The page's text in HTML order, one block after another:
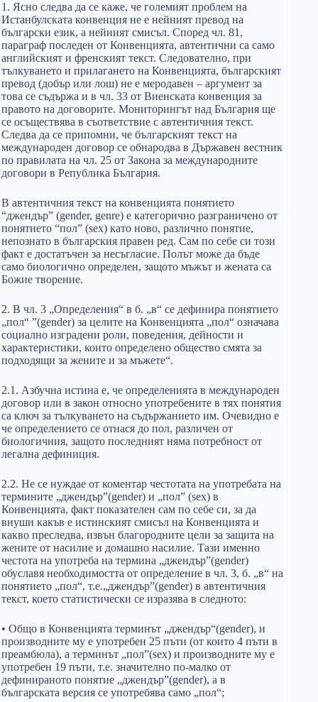
1. Ясно следва да се каже, че големият проблем на
Истанбулската конвенция не е нейният превод на
български език, а нейният смисъл. Според чл. 81,
параграф последен от Конвенцията, автентични са само
английският и френският текст. Следователно, при
тълкуването и прилагането на Конвенцията, българският
превод (добър или лош) не е меродавен – аргумент за
това се съдържа и в чл. 33 от Виенската конвенция за
правото на договорите. Мониторингът над България ще
се осъществява в съответствие с автентичния текст.
Следва да се припомни, че българският текст на
международен договор се обнародва в Държавен вестник
по правилата на чл. 25 от Закона за международните
договори в Република България.
В автентичния текст на конвенцията понятието
“джендър” (gender, genre) е категорично разграничено от
понятието “пол” (sex) като ново, различно понятие,
непознато в българския правен ред. Сам по себе си този
факт е достатъчен за несъгласие. Полът може да бъде
само биологично определен, защото мъжът и жената са
Божие творение.
2. В чл. 3 „Определения“ в б. „в“ се дефинира понятието
„пол“ ”(gender) за целите на Конвенцията „пол“ означава
социално изградени роли, поведения, дейности и
характеристики, които определено общество смята за
подходящи за жените и за мъжете“.
2.1. Азбучна истина е, че определенията в международен
договор или в закон относно употребените в тях понятия
са ключ за тълкуването на съдържанието им. Очевидно е
че определението се отнася до пол, различен от
биологичния, защото последният няма потребност от
легална дефиниция.
2.2. Не се нуждае от коментар честотата на употребата на
термините „джендър”(gender) и „пол” (sex) в
Конвенцията, факт показателен сам по себе си, за да
внуши какъв е истинският смисъл на Конвенцията и
какво преследва, извън благородните цели за защита на
жените от насилие и домашно насилие. Тази именно
честота на употреба на термина „джендър”(gender)
обуславя необходимостта от определение в чл. 3, б. „в“ на
понятието „пол“, т.е.„джендър”(gender) в автентичния
текст, което статистически се изразява в следното:
• Общо в Конвенцията терминът „джендър“(gender), и
производните му е употребен 25 пъти (от които 4 пъти в
преамбюла), а терминът „пол”(sex) и производните му е
употребен 19 пъти, т.е. значително по-малко от
дефинираното понятие „джендър”(gender), а в
българската версия се употребява само „пол“;